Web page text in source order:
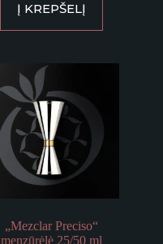
Į KREPŠELĮ
„Mezclar Preciso“
menzūrėlė 25/50 ml